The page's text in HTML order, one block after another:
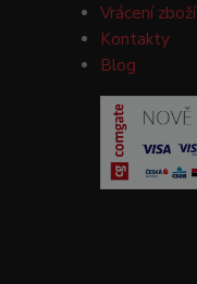
Vrácení zboží
Kontakty
Blog